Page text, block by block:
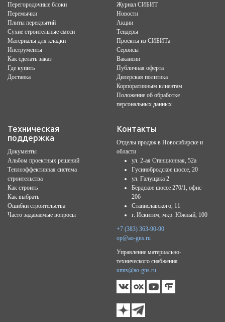
Перегородочные блоки
Перемычки
Плиты перекрытий
Сухие строительные смеси
Материалы для кладки
Инструменты
Как сделать заказ
Где купить
Доставка
Журнал СИБИТ
Новости
Акции
Тендеры
Проекты из СИБИТа
Сервисы
Вакансии
Публичная оферта
Дилерская политика
Корпоративным клиентам
Положение об обработке
персональных данных
Техническая
поддержка
Документы
Альбом проектных решений
Теплоэффективная система
строительства
Как строить
Как выбрать
Ошибки строительства
Часто задаваемые вопросы
Контакты
Отделы продаж в Новосибирске и
области
ул. 2-ая Станционная, 52а
Гусинобродское шоссе, 20
ул. Галущака 2
Бердское шоссе 270/1, офис
206
Станиславского, 11
г. Искитим, мкр. Южный, 100
+7 (383) 363-90-90
op@ao-gns.ru
Управление материально-
технического снабжения
umts@ao-gns.ru